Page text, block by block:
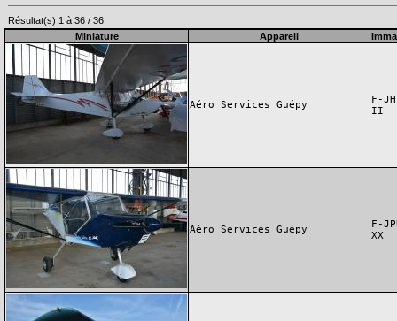
Résultat(s) 1 à 36 / 36
Miniature
Appareil
Aéro Services Guépy
F-
II
Aéro Services Guépy
F-
XX